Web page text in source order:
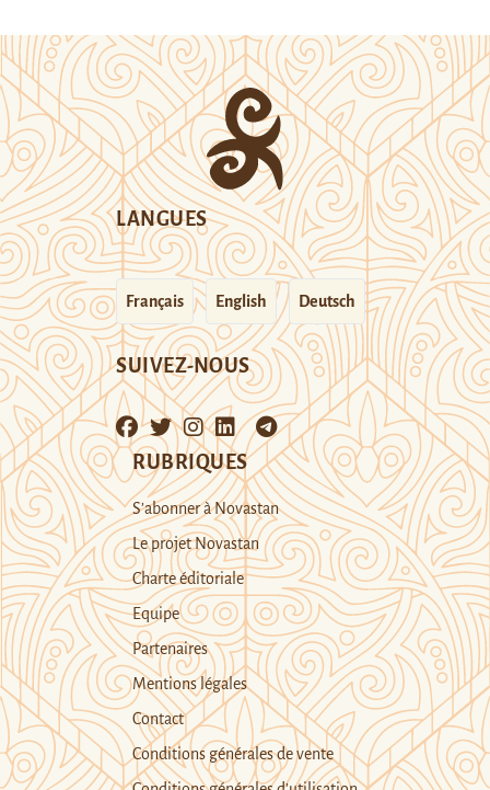
LANGUES
Français English Deutsch
SUIVEZ-NOUS
RUBRIQUES
S’abonner à Novastan
Le projet Novastan
Charte éditoriale
Equipe
Partenaires
Mentions légales
Contact
Conditions générales de vente